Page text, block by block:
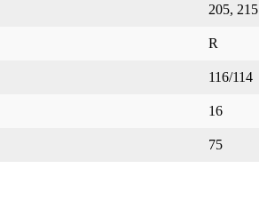
205, 215
R
116/114
16
75